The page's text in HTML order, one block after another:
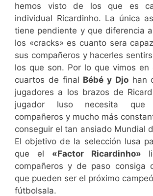
hemos visto de los que es
individual Ricardinho. La única
tiene pendiente y que diferencia
los «cracks» es cuanto sera
sus compañeros y hacerles
los que son. Por lo que vimos
cuartos de final Bébé y Djohan
jugadores a los brazos de
jugador luso necesita que
compañeros y mucho más
conseguir el tan ansiado Mundial
El objetivo de la selección lusa
que el «Factor Ricardinho»
compañeros y de paso consiga
que pueden ser el próximo
fútbolsala.